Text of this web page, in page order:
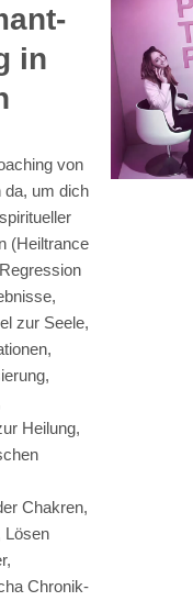
in
von
da, um dich
(Heiltrance
zur Seele,
Heilung,
Chakren,
Lösen
Chronik-